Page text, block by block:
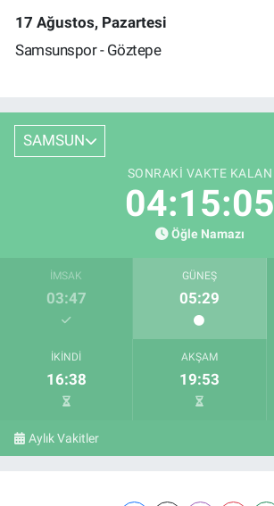
17 Ağustos, Pazartesi
Samsunspor - Göztepe
SAMSUN
SONRAKI VAKTE KALAN
04:15:04
Öğle Namazı
İMSAK
03:47
GÜNEŞ
05:29
İKINDI
16:38
AKŞAM
19:53
Aylık Vakitler